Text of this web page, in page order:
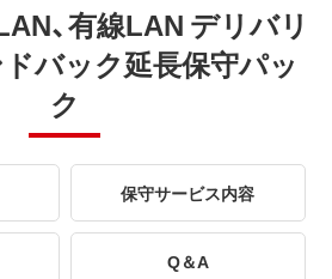
、有線LAN デリバリ
バック延長保守パッ
ク
保守サービス内容
Q＆A